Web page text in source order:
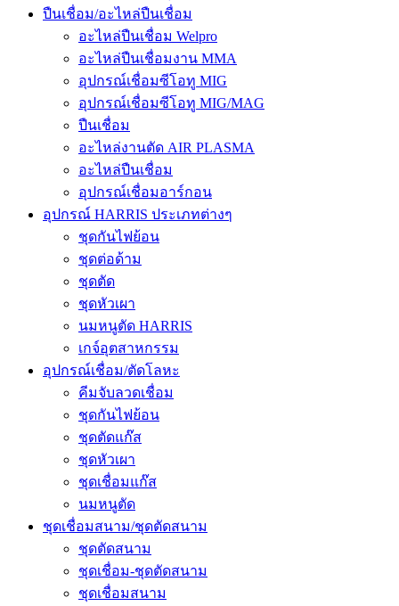
ปืนเชื่อม/อะไหล่ปืนเชื่อม
อะไหล่ปืนเชื่อม Welpro
อะไหล่ปืนเชื่อมงาน MMA
อุปกรณ์เชื่อมซีโอทู MIG
อุปกรณ์เชื่อมซีโอทู MIG/MAG
ปืนเชื่อม
อะไหล่งานตัด AIR PLASMA
อะไหล่ปืนเชื่อม
อุปกรณ์เชื่อมอาร์กอน
อุปกรณ์ HARRIS ประเภทต่างๆ
ชุดกันไฟย้อน
ชุดต่อด้าม
ชุดตัด
ชุดหัวเผา
นมหนูตัด HARRIS
เกจ์อุตสาหกรรม
อุปกรณ์เชื่อม/ตัดโลหะ
คีมจับลวดเชื่อม
ชุดกันไฟย้อน
ชุดตัดแก๊ส
ชุดหัวเผา
ชุดเชื่อมแก๊ส
นมหนูตัด
ชุดเชื่อมสนาม/ชุดตัดสนาม
ชุดตัดสนาม
ชุดเชื่อม-ชุดตัดสนาม
ชุดเชื่อมสนาม